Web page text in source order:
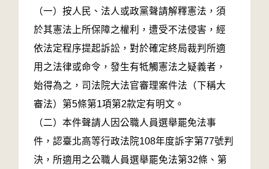
（一）按人民、法人或政黨聲請解釋憲法，須
於其憲法上所保障之權利，遭受不法侵害，經
依法定程序提起訴訟，對於確定終局裁判所適
用之法律或命令，發生有牴觸憲法之疑義者，
始得為之，司法院大法官審理案件法（下稱大
審法）第5條第1項第2款定有明文。
（二）本件聲請人因公職人員選舉罷免法事
件，認臺北高等行政法院108年度訴字第77號判
決，所適用之公職人員選舉罷免法第32條、第